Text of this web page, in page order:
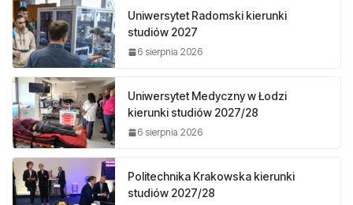
Uniwersytet Radomski kierunki
studiów 2027
6 sierpnia 2026
Uniwersytet Medyczny w Łodzi
kierunki studiów 2027/28
6 sierpnia 2026
Politechnika Krakowska kierunki
studiów 2027/28